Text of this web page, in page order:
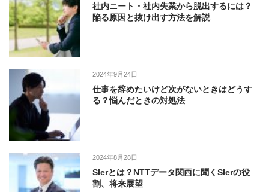
社内ニート・社内失業から脱出するには？
陥る原因と抜け出す方法を解説
2024年9月24日
仕事を辞めたいけど次がないときはどうす
る？悩んだときの対処法
2024年8月28日
SIerとは？NTTデータ関西に聞くSIerの役
割、将来展望